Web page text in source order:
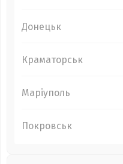
Донецьк
Краматорськ
Маріуполь
Покровськ